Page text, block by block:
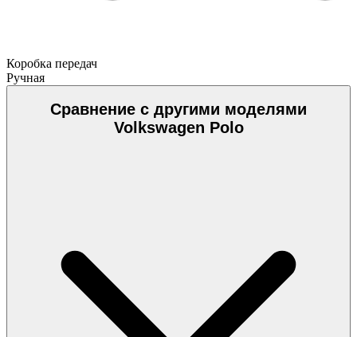
Коробка передач
Ручная
Сравнение с другими моделями
Volkswagen Polo